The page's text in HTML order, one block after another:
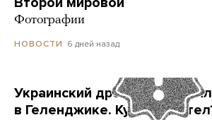
Фотографии
НОВОСТИ 6 дней назад
Украинский дрон попал по
в Геленджике. Куда он